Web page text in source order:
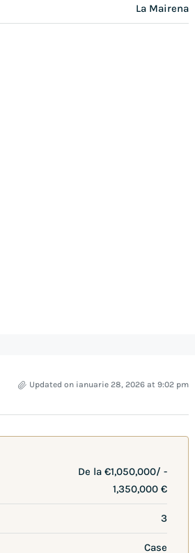
La Mairena
Updated on ianuarie 28, 2026 at 9:02 pm
De la €1,050,000/ -
1,350,000 €
3
Case